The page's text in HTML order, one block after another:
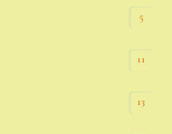
5
11
13